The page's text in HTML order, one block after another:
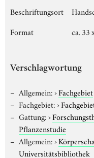
Beschriftungsort
Format
ca. 33
Verschlagwortung
Allgemein:›Fachgebiet
Fachgebiet:›
Gattung:›
Pflanzenstudie
Allgemein:›
Universitätsbibliothek